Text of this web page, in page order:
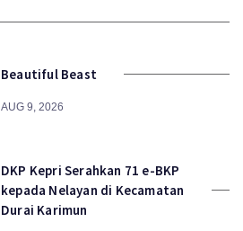
Beautiful Beast
AUG 9, 2026
DKP Kepri Serahkan 71 e-BKP
kepada Nelayan di Kecamatan
Durai Karimun